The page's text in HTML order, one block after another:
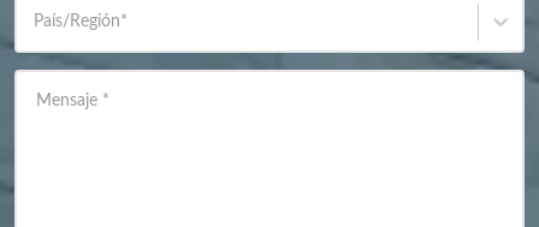
País/Región*
Mensaje *